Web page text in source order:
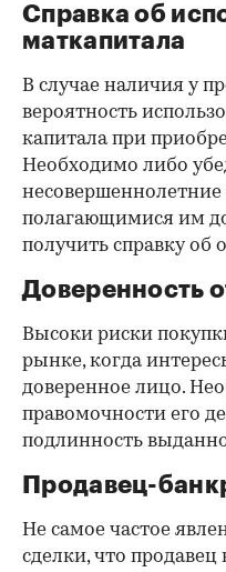
Справка об
маткапитала
В случае наличия у
вероятность
капитала при
Необходимо либо
полагающимися им
получить справку об
Доверенность
Высоки риски
рынке, когда
доверенное лицо.
правомочности его
подлинность
Продавец-
Не самое частое
сделки, что